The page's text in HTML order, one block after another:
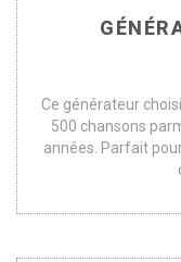
Ce générateur
500 chansons
années. Parfait